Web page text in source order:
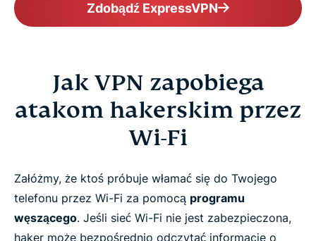
Zdobądź ExpressVPN
Jak VPN zapobiega
atakom hakerskim przez
Wi-Fi
Załóżmy, że ktoś próbuje włamać się do Twojego
telefonu przez Wi-Fi za pomocą programu
węszącego. Jeśli sieć Wi-Fi nie jest zabezpieczona,
haker może bezpośrednio odczytać informacje o